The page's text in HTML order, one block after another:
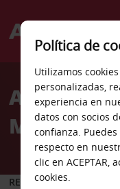
Welcome
AvisAlquiler
RECOGER EN
Política de
Utilizamos
personalizadas,
experiencia en
datos con socios
confianza.
respecto en
clic en ACEPTAR,
cookies.